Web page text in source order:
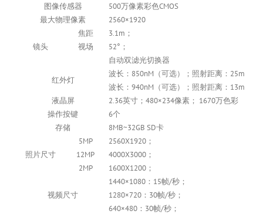
图像传感器
500万像素彩色CMOS
最大物理像素
2560×1920
镜头
焦距
3.1m；
视场
52°；
自动双滤光切换器
红外灯
波长：850nM（可选）；照射距离：25m
波长：940nM（可选）；照射距离：13m
液晶屏
2.36英寸；480×234像素； 1670万色彩
操作按键
6个
存储
8MB~32GB SD卡
照片尺寸
5MP
2560X1920；
12MP
4000X3000；
2MP
1600X1200；
视频尺寸
1440×1080：15帧/秒；
1280×720：30帧/秒；
640×480：30帧/秒；